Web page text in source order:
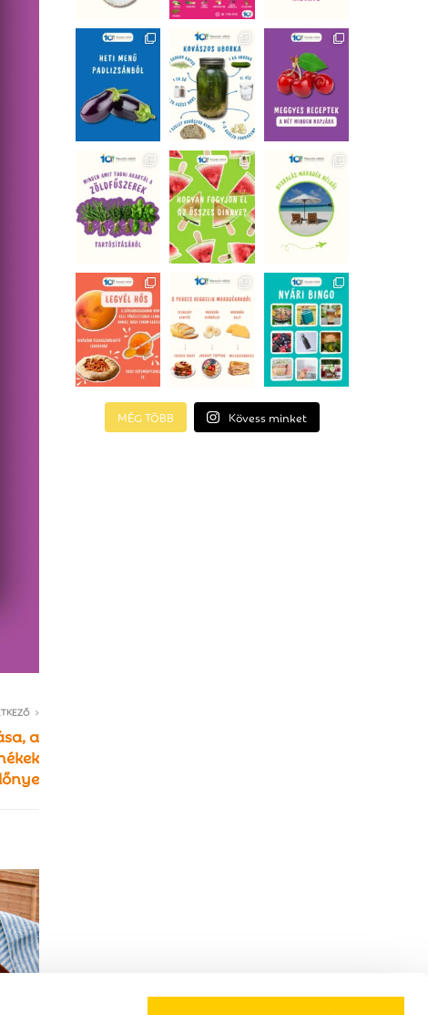
a
MÉG TÖBB Kövess minket